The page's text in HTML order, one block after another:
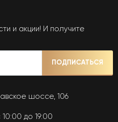
и акции! И получите
ПОДПИСАТЬСЯ
шоссе, 106
до 19:00